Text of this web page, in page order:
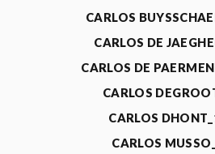
CARLOS
CARLOS DE
CARLOS DE
CARLOS
CARLOS
CARLOS